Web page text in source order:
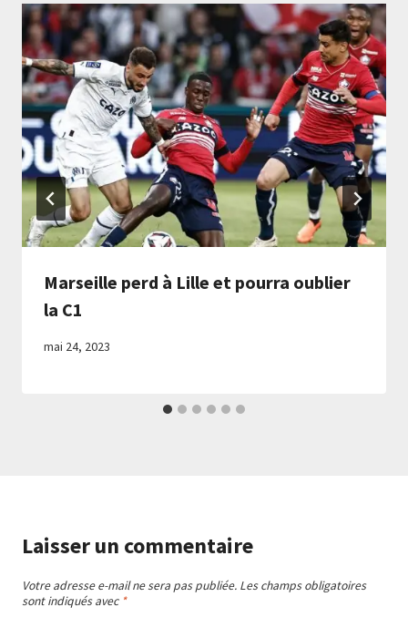
Marseille perd à Lille et pourra oublier
la C1
mai 24, 2023
Laisser un commentaire
Votre adresse e-mail ne sera pas publiée. Les champs obligatoires
sont indiqués avec *